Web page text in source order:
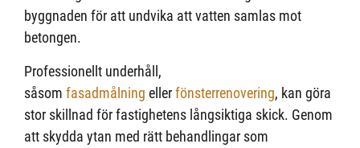
byggnaden för att undvika att vatten samlas mot
betongen.
Professionellt underhåll,
såsom fasadmålning ellerfönsterrenovering, kan göra
stor skillnad för fastighetens långsiktiga skick. Genom
att skydda ytan med rätt behandlingar som